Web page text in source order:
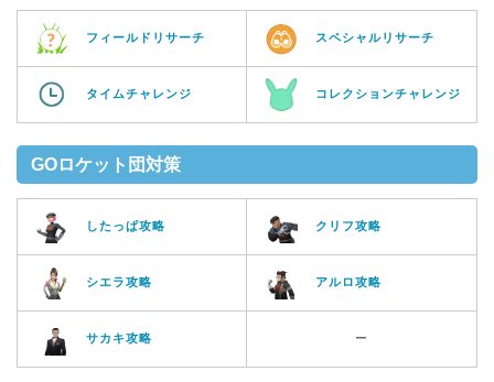
フィールドリサーチ スペシャルリサーチ
タイムチャレンジ コレクションチャレンジ
GOロケット団対策
したっぱ攻略 クリフ攻略
シエラ攻略 アルロ攻略
サカキ攻略 ー